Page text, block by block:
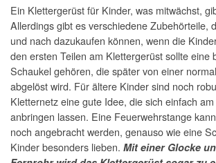
Ein Klettergerüst für Kinder, was mitwächst,
Allerdings gibt es verschiedene Zubehörteile,
und nach dazukaufen können, wenn die
den ersten Teilen am Klettergerüst sollte eine
Schaukel gehören, die später von einer
abgelöst wird. Für ältere Kinder sind noch
Kletternetz eine gute Idee, die sich einfach
anbringen lassen. Eine Feuerwehrstange
noch angebracht werden, genauso wie eine
Kinder besonders lieben. Mit einer Glocke